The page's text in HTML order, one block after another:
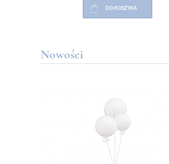
DO KOSZYKA
Nowości